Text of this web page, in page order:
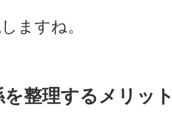
ますね。
を整理するメリッ